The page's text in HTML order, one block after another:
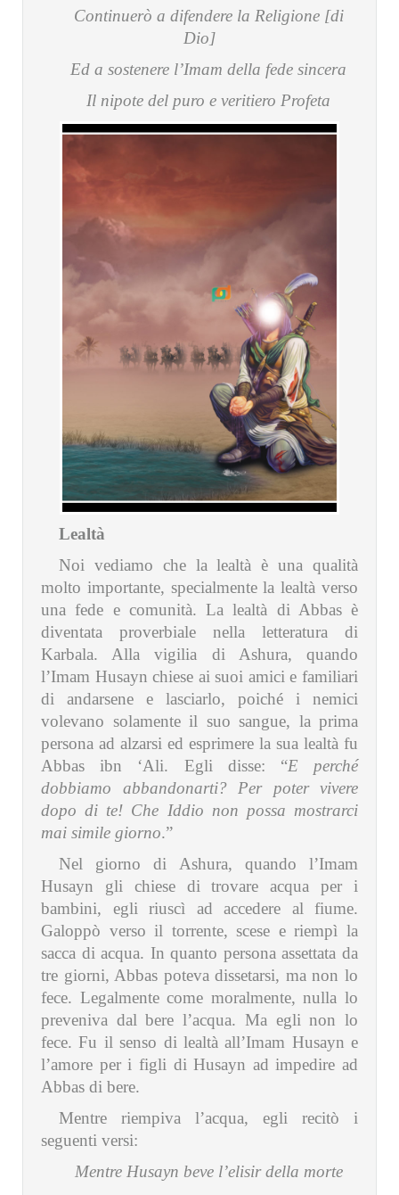
Continuerò a difendere la Religione [di
Dio]
Ed a sostenere l’Imam della fede sincera
Il nipote del puro e veritiero Profeta
Lealtà
Noi vediamo che la lealtà è una qualità
molto importante, specialmente la lealtà verso
una fede e comunità. La lealtà di Abbas è
diventata proverbiale nella letteratura di
Karbala. Alla vigilia di Ashura, quando
l’Imam Husayn chiese ai suoi amici e familiari
di andarsene e lasciarlo, poiché i nemici
volevano solamente il suo sangue, la prima
persona ad alzarsi ed esprimere la sua lealtà fu
Abbas ibn ‘Ali. Egli disse: “E perché
dobbiamo abbandonarti? Per poter vivere
dopo di te! Che Iddio non possa mostrarci
mai simile giorno.”
Nel giorno di Ashura, quando l’Imam
Husayn gli chiese di trovare acqua per i
bambini, egli riuscì ad accedere al fiume.
Galoppò verso il torrente, scese e riempì la
sacca di acqua. In quanto persona assettata da
tre giorni, Abbas poteva dissetarsi, ma non lo
fece. Legalmente come moralmente, nulla lo
preveniva dal bere l’acqua. Ma egli non lo
fece. Fu il senso di lealtà all’Imam Husayn e
l’amore per i figli di Husayn ad impedire ad
Abbas di bere.
Mentre riempiva l’acqua, egli recitò i
seguenti versi:
Mentre Husayn beve l’elisir della morte